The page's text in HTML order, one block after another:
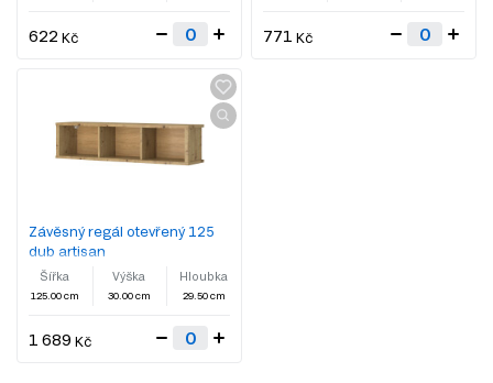
622 Kč 771 Kč
Závěsný regál otevřený 125
dub artisan
Šířka
125.00 cm
Výška
30.00 cm
Hloubka
29.50 cm
1 689 Kč